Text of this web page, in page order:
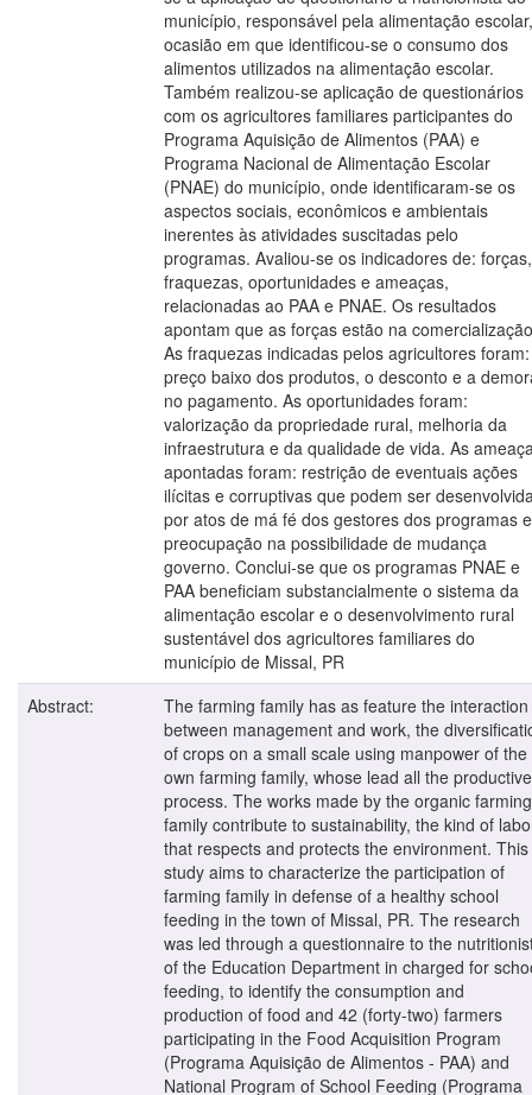
município, responsável pela alimentação escolar,
ocasião em que identificou-se o consumo dos
alimentos utilizados na alimentação escolar.
Também realizou-se aplicação de questionários
com os agricultores familiares participantes do
Programa Aquisição de Alimentos (PAA) e
Programa Nacional de Alimentação Escolar
(PNAE) do município, onde identificaram-se os
aspectos sociais, econômicos e ambientais
inerentes às atividades suscitadas pelo
programas. Avaliou-se os indicadores de: forças,
fraquezas, oportunidades e ameaças,
relacionadas ao PAA e PNAE. Os resultados
apontam que as forças estão na
As fraquezas indicadas pelos agricultores
preço baixo dos produtos, o desconto e a
no pagamento. As oportunidades foram:
valorização da propriedade rural, melhoria da
infraestrutura e da qualidade de vida. As
apontadas foram: restrição de eventuais ações
ilícitas e corruptivas que podem ser
por atos de má fé dos gestores dos programas
preocupação na possibilidade de mudança
governo. Conclui-se que os programas PNAE e
PAA beneficiam substancialmente o sistema da
alimentação escolar e o desenvolvimento rural
sustentável dos agricultores familiares do
município de Missal, PR
Abstract:
The farming family has as feature the interaction
between management and work, the
of crops on a small scale using manpower of the
own farming family, whose lead all the productive
process. The works made by the organic farming
family contribute to sustainability, the kind of
that respects and protects the environment. This
study aims to characterize the participation of
farming family in defense of a healthy school
feeding in the town of Missal, PR. The research
was led through a questionnaire to the
of the Education Department in charged for
feeding, to identify the consumption and
production of food and 42 (forty-two) farmers
participating in the Food Acquisition Program
(Programa Aquisição de Alimentos - PAA) and
National Program of School Feeding (Programa